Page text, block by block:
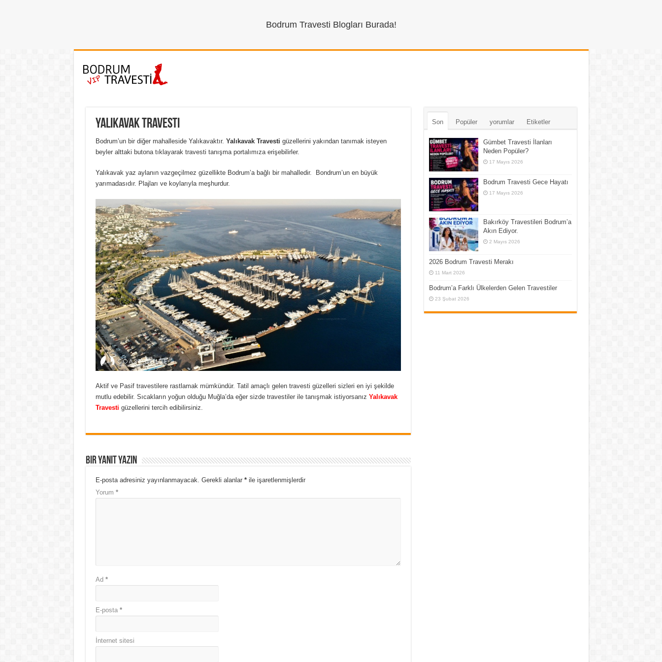
Bodrum Travesti Blogları Burada!
Yalıkavak Travesti
Bodrum’un bir diğer mahalleside Yalıkavaktır. Yalıkavak Travesti güzellerini yakından tanımak isteyen
beyler alttaki butona tıklayarak travesti tanışma portalımıza erişebilirler.
Yalıkavak yaz aylanın vazgeçilmez güzellikte Bodrum’a bağlı bir mahalledir. Bondrum’un en büyük
yarımadasıdır. Plajları ve koylarıyla meşhurdur.
Aktif ve Pasif travestilere rastlamak mümkündür. Tatil amaçlı gelen travesti güzelleri sizleri en iyi şekilde
mutlu edebilir. Sıcakların yoğun olduğu Muğla’da eğer sizde travestiler ile tanışmak istiyorsanız Yalıkavak
Travesti güzellerini tercih edibilirsiniz.
Bir yanıt yazın
E-posta adresiniz yayınlanmayacak. Gerekli alanlar *ile işaretlenmişlerdir
Yorum *
Ad *
E-posta *
İnternet sitesi
Son Popüler yorumlar Etiketler
Gümbet Travesti İlanları
Neden Popüler?
17 Mayıs 2026
Bodrum Travesti Gece Hayatı
17 Mayıs 2026
Bakırköy Travestileri Bodrum’a
Akın Ediyor.
2 Mayıs 2026
2026 Bodrum Travesti Merakı
11 Mart 2026
Bodrum’a Farklı Ülkelerden Gelen Travestiler
23 Şubat 2026